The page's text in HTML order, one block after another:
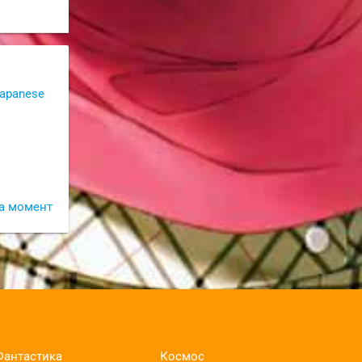
момент
Космос